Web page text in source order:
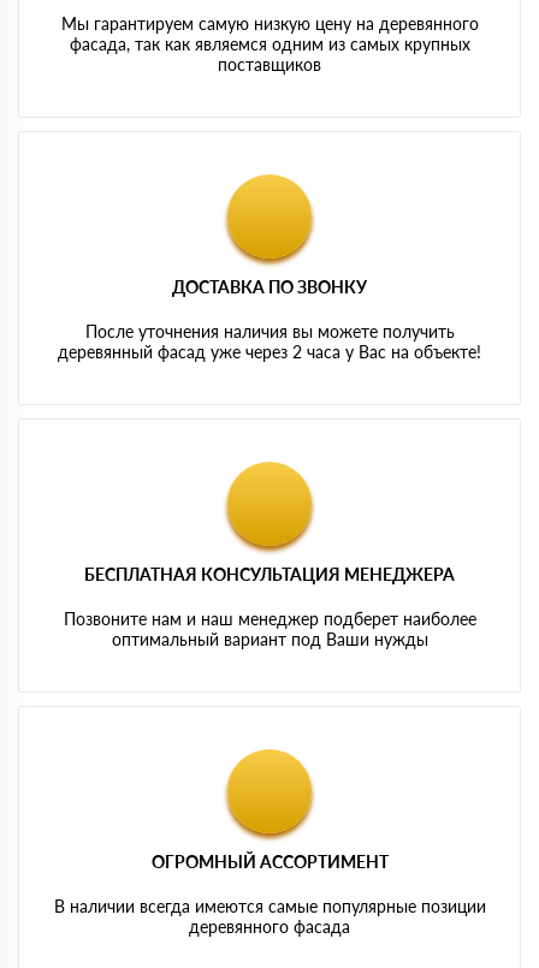
Мы гарантируем самую низкую цену на деревянного
фасада, так как являемся одним из самых крупных
поставщиков
ДОСТАВКА ПО ЗВОНКУ
После уточнения наличия вы можете получить
деревянный фасад уже через 2 часа у Вас на объекте!
БЕСПЛАТНАЯ КОНСУЛЬТАЦИЯ МЕНЕДЖЕРА
Позвоните нам и наш менеджер подберет наиболее
оптимальный вариант под Ваши нужды
ОГРОМНЫЙ АССОРТИМЕНТ
В наличии всегда имеются самые популярные позиции
деревянного фасада